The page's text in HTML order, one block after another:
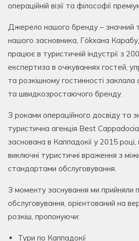
операційній візії та філософії
Джерело нашого бренду – значний
нашого засновника, Гökхана
працює в туристичній індустрії з
експертиза в очікуваннях гостей,
та розкішному гостинності
та швидкозростаючого бренду.
З роками операційного досвіду та
туристична агенція Best
заснована в Каппадокії у 2015
виключні туристичні враження з
стандартами обслуговування.
З моменту заснування ми прийняли
обслуговування, орієнтований на
розкіш, пропонуючи:
Тури по Каппадокії